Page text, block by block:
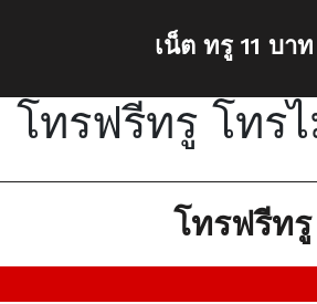
เน็ต ทรู 11 บาท
โทรฟรีทรู โทร
โทรฟรีท